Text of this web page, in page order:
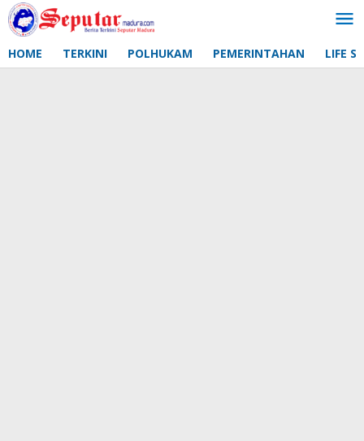
Lewati
ke
HOME TERKINI POLHUKAM PEMERINTAHAN LIFE